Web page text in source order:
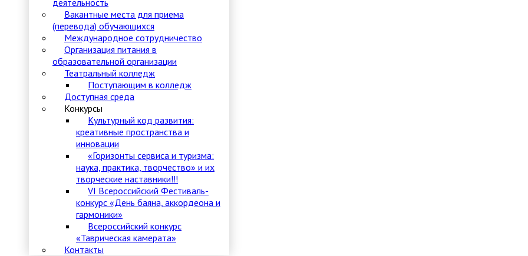
деятельность
Вакантные места для приема
(перевода) обучающихся
Международное сотрудничество
Организация питания в
образовательной организации
Театральный колледж
Поступающим в колледж
Доступная среда
Конкурсы
Культурный код развития:
креативные пространства и
инновации
«Горизонты сервиса и туризма:
наука, практика, творчество» и их
творческие наставники!!!
VI Всероссийский Фестиваль-
конкурс «День баяна, аккордеона и
гармоники»
Всероссийский конкурс
«Таврическая камерата»
Контакты